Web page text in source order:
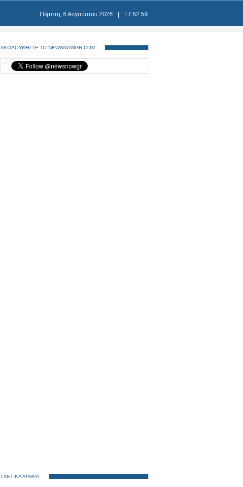
Πέμπτη, 6 Αυγούστου 2026 17:52:59
ΑΚΟΛΟΥΘΗΣΤΕ ΤΟ NEWSNOWGR.COM
ΣΧΕΤΙΚΑ ΑΡΘΡΑ